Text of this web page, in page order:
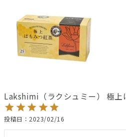
Lakshimi（ラクシュミー） 極上
投稿日 2023/02/16